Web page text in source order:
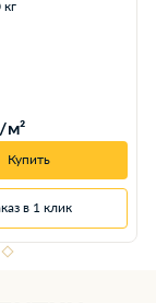
м²
Купить
в 1 клик